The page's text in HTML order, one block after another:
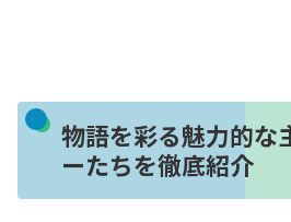
物語を彩る魅力的な
ーたちを徹底紹介